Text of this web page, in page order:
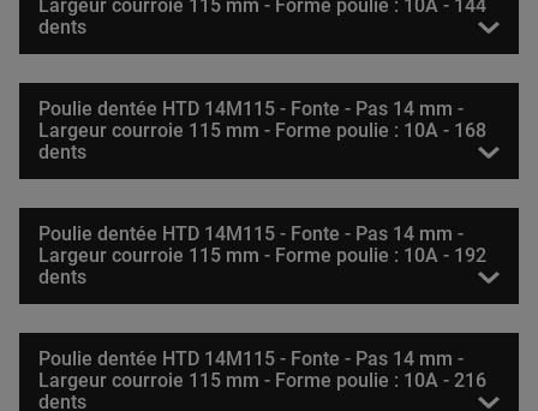
Largeur courroie 115 mm - Forme poulie : 10A - 144
dents
Poulie dentée HTD 14M115 - Fonte - Pas 14 mm -
Largeur courroie 115 mm - Forme poulie : 10A - 168
dents
Poulie dentée HTD 14M115 - Fonte - Pas 14 mm -
Largeur courroie 115 mm - Forme poulie : 10A - 192
dents
Poulie dentée HTD 14M115 - Fonte - Pas 14 mm -
Largeur courroie 115 mm - Forme poulie : 10A - 216
dents